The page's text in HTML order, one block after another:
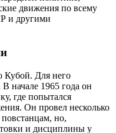
движения по всему
и другими
Кубой. Для него
начале 1965 года он
где попытался
Он провел несколько
но,
и дисциплины у